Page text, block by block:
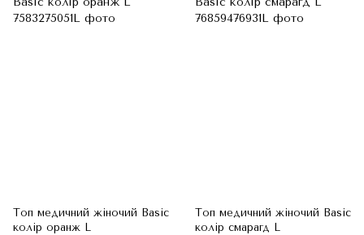
Топ медичний жіночий Basic
колір оранж L
Топ медичний жіночий Basic
колір смарагд L